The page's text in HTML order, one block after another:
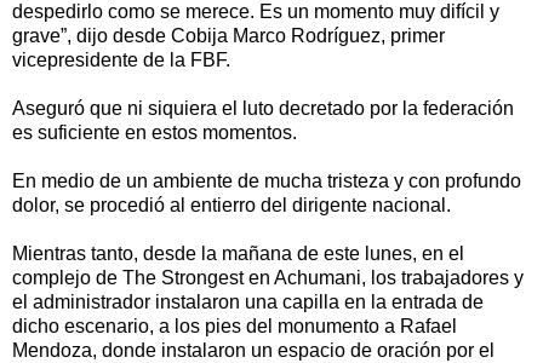
despedirlo como se merece. Es un momento muy difícil y
grave”, dijo desde Cobija Marco Rodríguez, primer
vicepresidente de la FBF.
Aseguró que ni siquiera el luto decretado por la federación
es suficiente en estos momentos.
En medio de un ambiente de mucha tristeza y con profundo
dolor, se procedió al entierro del dirigente nacional.
Mientras tanto, desde la mañana de este lunes, en el
complejo de The Strongest en Achumani, los trabajadores y
el administrador instalaron una capilla en la entrada de
dicho escenario, a los pies del monumento a Rafael
Mendoza, donde instalaron un espacio de oración por el